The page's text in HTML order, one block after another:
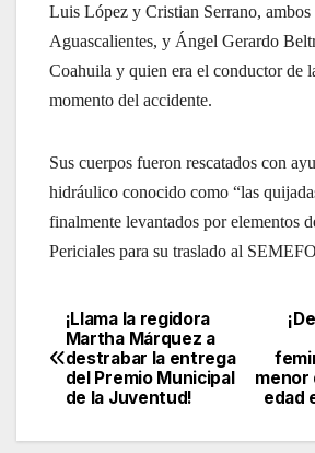
Luis López y Cristian Serrano,
Aguascalientes, y Ángel Gerardo
Coahuila y quien era el conductor de
momento del accidente.
Sus cuerpos fueron rescatados con
hidráulico conocido como “las
finalmente levantados por elementos
Periciales para su traslado al
Navegación
de
menor
edad
¡Llama la regidora
Martha Márquez a
destrabar la entrega
del Premio Municipal
de la Juventud!